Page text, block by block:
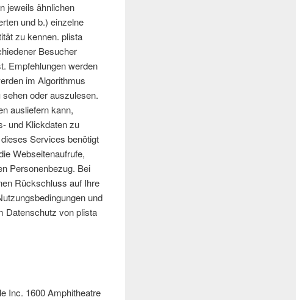
jeweils ähnlichen
und b.) einzelne
zu kennen. plista
Besucher
Empfehlungen werden
im Algorithmus
oder auszulesen.
ausliefern kann,
und Klickdaten zu
Services benötigt
Webseitenaufrufe,
Personenbezug. Bei
Rückschluss auf Ihre
und
Datenschutz von plista
Inc. 1600 Amphitheatre